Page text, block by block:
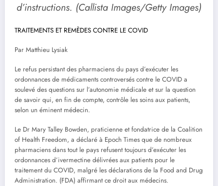
d’instructions. (Callista Images/Getty Images)
TRAITEMENTS ET REMÈDES CONTRE LE COVID
Par Matthieu Lysiak
Le refus persistant des pharmaciens du pays d’exécuter les
ordonnances de médicaments controversés contre le COVID a
soulevé des questions sur l’autonomie médicale et sur la question
de savoir qui, en fin de compte, contrôle les soins aux patients,
selon un éminent médecin.
Le Dr Mary Talley Bowden, praticienne et fondatrice de la Coalition
of Health Freedom, a déclaré à Epoch Times que de nombreux
pharmaciens dans tout le pays refusent toujours d’exécuter les
ordonnances d’ivermectine délivrées aux patients pour le
traitement du COVID, malgré les déclarations de la Food and Drug
Administration. (FDA) affirmant ce droit aux médecins.